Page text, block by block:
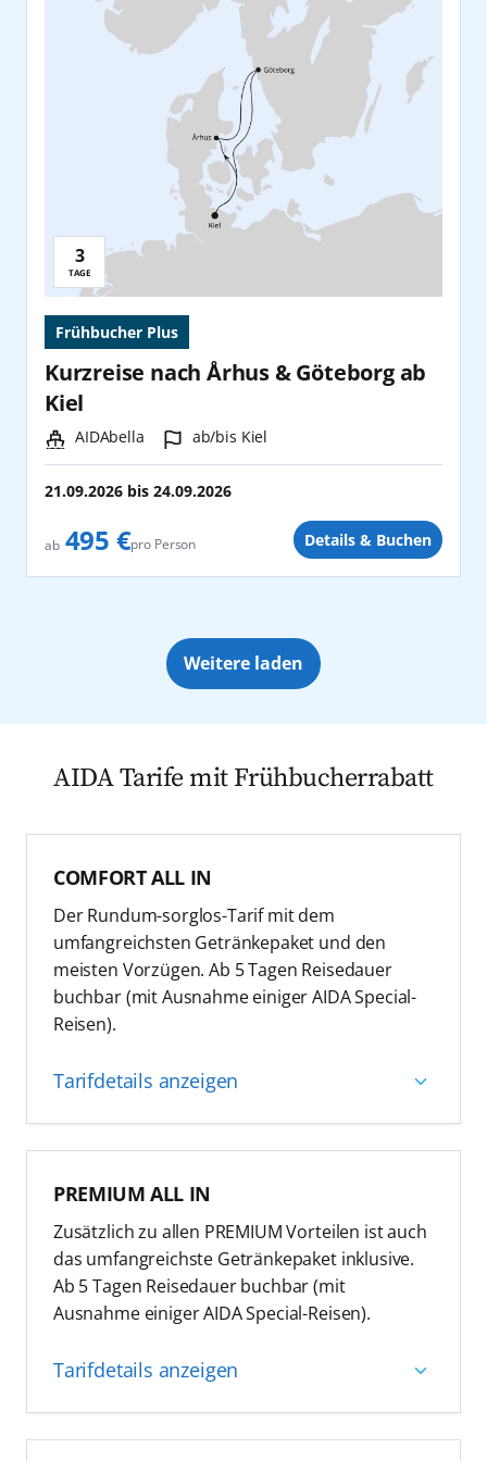
Singapur
Warnemünde
Reisedauer:
3
TAGE
Frühbucher Plus
Kurzreise nach Århus & Göteborg ab
Kiel
Schiff:
AIDAbella Hafen:
ab/bis Kiel
21.09.2026 bis 24.09.2026
ab 495 €pro Person Details & Buchen
Weitere laden
AIDA Tarife mit Frühbucherrabatt
COMFORT ALL IN
Der Rundum-sorglos-Tarif mit dem
umfangreichsten Getränkepaket und den
meisten Vorzügen. Ab 5 Tagen Reisedauer
buchbar (mit Ausnahme einiger AIDA Special-
Reisen).
Tarifdetails anzeigen
Wunschkabine (ausgenommen Innenkabinen)
7 Tage unverbindliche Reisereservierung
Verfügbarkeit)
PREMIUM ALL IN
Zusätzlich zu allen PREMIUM Vorteilen ist auch
das umfangreichste Getränkepaket inklusive.
Ab 5 Tagen Reisedauer buchbar (mit
Ausnahme einiger AIDA Special-Reisen).
Tarifdetails anzeigen